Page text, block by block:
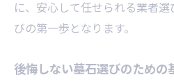
家族で協力しやすい
墓石に刻む文字の意
に、安心して任せられる業者
びの第一歩となります。
後悔しない墓石選びのための